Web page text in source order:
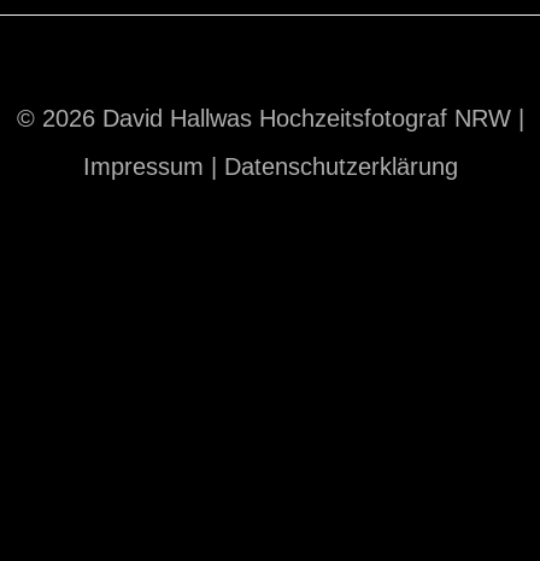
© 2026 David Hallwas Hochzeitsfotograf NRW |
Impressum
Datenschutzerklärung